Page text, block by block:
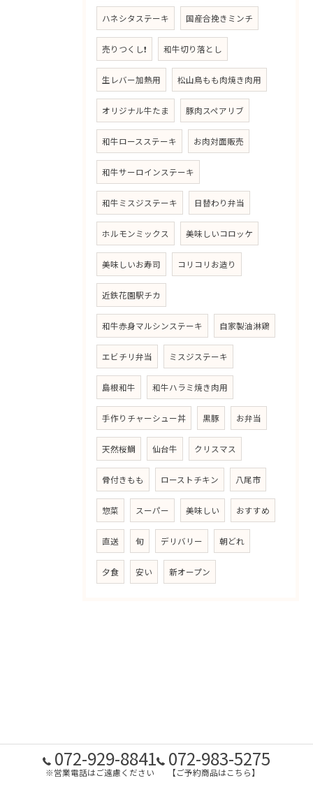
ハネシタステーキ 国産合挽きミンチ
売りつくし❗ 和牛切り落とし
生レバー加熱用 松山鳥もも肉焼き肉用
オリジナル牛たま 豚肉スペアリブ
和牛ロースステーキ お肉対面販売
和牛サーロインステーキ
和牛ミスジステーキ 日替わり弁当
ホルモンミックス 美味しいコロッケ
美味しいお寿司 コリコリお造り
近鉄花園駅チカ
和牛赤身マルシンステーキ 自家製油淋鶏
エビチリ弁当 ミスジステーキ
島根和牛 和牛ハラミ焼き肉用
手作りチャーシュー丼 黒豚 お弁当
天然桜鯛 仙台牛 クリスマス
骨付きもも ローストチキン 八尾市
惣菜 スーパー 美味しい おすすめ
直送 旬 デリバリー 朝どれ
夕食 安い 新オープン
072-929-8841
※営業電話はご遠慮ください
072-983-5275
【ご予約商品はこちら】